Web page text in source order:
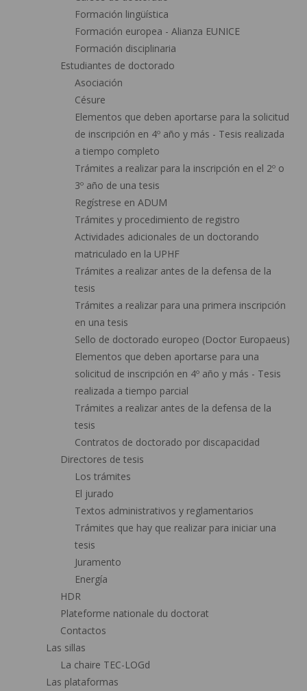
Formación lingüística
Formación europea - Alianza EUNICE
Formación disciplinaria
Estudiantes de doctorado
Asociación
Césure
Elementos que deben aportarse para la solicitud
de inscripción en 4º año y más - Tesis realizada
a tiempo completo
Trámites a realizar para la inscripción en el 2º o
3º año de una tesis
Regístrese en ADUM
Trámites y procedimiento de registro
Actividades adicionales de un doctorando
matriculado en la UPHF
Trámites a realizar antes de la defensa de la
tesis
Trámites a realizar para una primera inscripción
en una tesis
Sello de doctorado europeo (Doctor Europaeus)
Elementos que deben aportarse para una
solicitud de inscripción en 4º año y más - Tesis
realizada a tiempo parcial
Trámites a realizar antes de la defensa de la
tesis
Contratos de doctorado por discapacidad
Directores de tesis
Los trámites
El jurado
Textos administrativos y reglamentarios
Trámites que hay que realizar para iniciar una
tesis
Juramento
Energía
HDR
Plateforme nationale du doctorat
Contactos
Las sillas
La chaire TEC-LOGd
Las plataformas